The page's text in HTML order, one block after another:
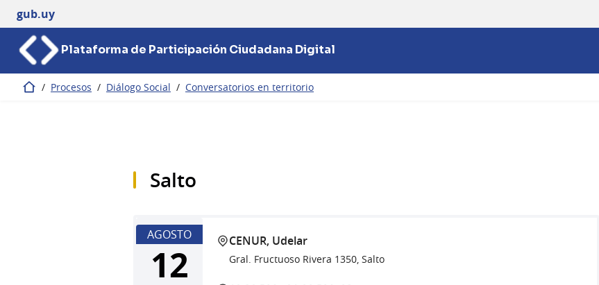
gub.uy
Plataforma de Participación Ciudadana Digital
Inicio / Procesos / Diálogo Social / Conversatorios en territorio
Salto
AGOSTO
12
CENUR, Udelar
Gral. Fructuoso Rivera 1350, Salto